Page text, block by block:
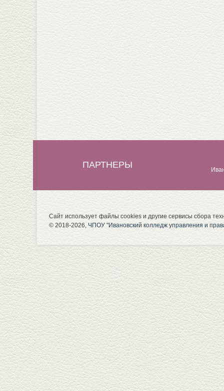
ПАРТНЕРЫ
Сайт использует файлы cookies и другие сервисы сбора
© 2018-2026,ЧПОУ "Ивановский колледж управления и